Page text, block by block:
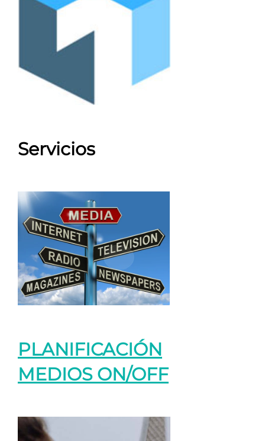
Servicios
PLANIFICACIÓN
MEDIOS ON/OFF